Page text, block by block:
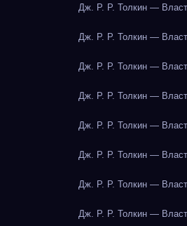
Дж. Р. Р. Толкин —
Дж. Р. Р. Толкин —
Дж. Р. Р. Толкин —
Дж. Р. Р. Толкин —
Дж. Р. Р. Толкин —
Дж. Р. Р. Толкин —
Дж. Р. Р. Толкин —
Дж. Р. Р. Толкин —